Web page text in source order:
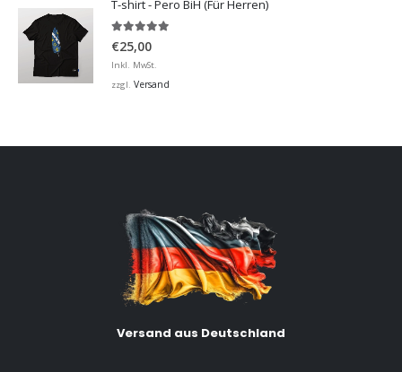
T-shirt - Pero BiH (Für Herren)
€25,00
Inkl. MwSt.
zzgl. Versand
Versand aus Deutschland